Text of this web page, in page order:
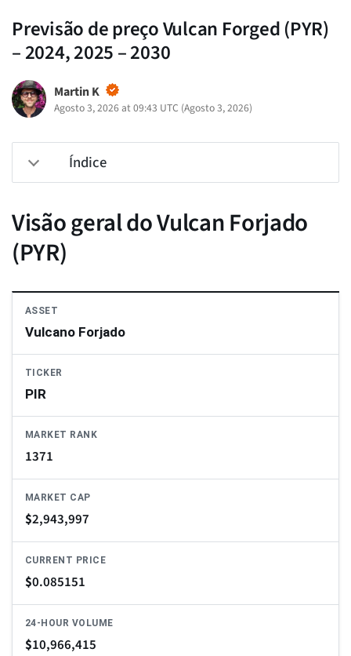
Previsão de preço Vulcan Forged (PYR)
– 2024, 2025 – 2030
Martin K
Agosto 3, 2026 at 09:43 UTC (Agosto 3, 2026)
Índice
Visão geral do Vulcan Forjado
(PYR)
ASSET
Vulcano Forjado
TICKER
PIR
MARKET RANK
1371
MARKET CAP
$2,943,997
CURRENT PRICE
$0.085151
24-HOUR VOLUME
$10,966,415